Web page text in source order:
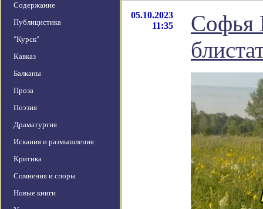
Содержание
Публицистика
"Курск"
Кавказ
Балканы
Проза
Поэзия
Драматургия
Искания и размышления
Критика
Сомнения и споры
Новые книги
05.10.2023
11:35
Софья